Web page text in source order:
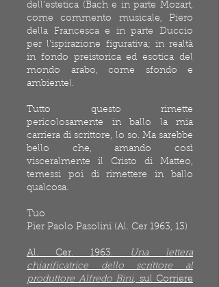
dell’estetica (Bach e in parte Mozart,
come commento musicale, Piero
della Francesca e in parte Duccio
per l’ispirazione figurativa; in realtà
in fondo preistorica ed esotica del
mondo arabo, come sfondo e
ambiente).
Tutto questo rimette
pericolosamente in ballo la mia
carriera di scrittore, lo so. Ma sarebbe
bello che, amando così
visceralmente il Cristo di Matteo,
temessi poi di rimettere in ballo
qualcosa.
Tuo
Pier Paolo Pasolini (Al. Cer 1963, 13)
Al. Cer. 1963.
Una lettera
chiarificatrice dello scrittore al
produttore Alfredo Bini, sul Corriere